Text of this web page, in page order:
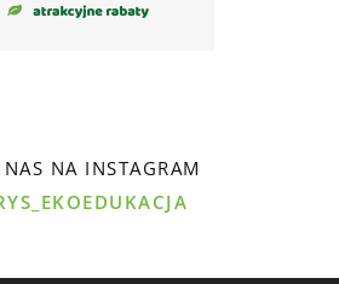
NA INSTAGRAM